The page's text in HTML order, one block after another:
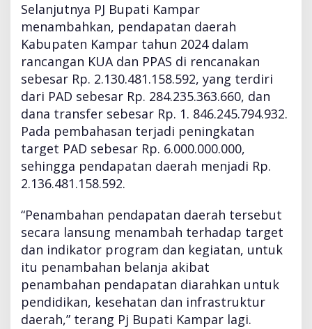
-
P
P
A
S
A
P
B
D
T
a
h
u
A
n
g
g
a
r
a
n
Selanjutnya PJ Bupati Kampar
menambahkan, pendapatan daerah
Kabupaten Kampar tahun 2024 dalam
rancangan KUA dan PPAS di rencanakan
sebesar Rp. 2.130.481.158.592, yang terdiri
dari PAD sebesar Rp. 284.235.363.660, dan
dana transfer sebesar Rp. 1. 846.245.794.932.
Pada pembahasan terjadi peningkatan
target PAD sebesar Rp. 6.000.000.000,
sehingga pendapatan daerah menjadi Rp.
2.136.481.158.592.
“Penambahan pendapatan daerah tersebut
secara lansung menambah terhadap target
dan indikator program dan kegiatan, untuk
itu penambahan belanja akibat
penambahan pendapatan diarahkan untuk
pendidikan, kesehatan dan infrastruktur
daerah,” terang Pj Bupati Kampar lagi.